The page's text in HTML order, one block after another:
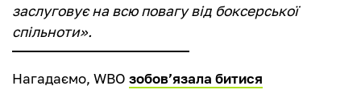
заслуговує на всю повагу від боксерської
спільноти».
Нагадаємо, WBO зобовʼязала битися